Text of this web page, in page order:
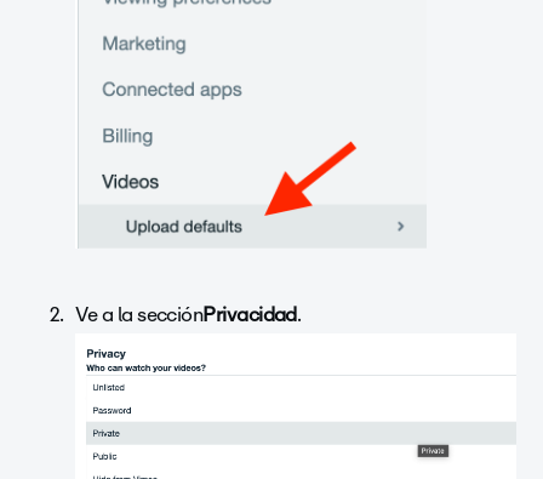
Ve a lasecciónPrivacidad.